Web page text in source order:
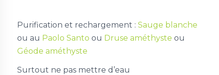
Purification et rechargement : Sauge blanche
ou au Paolo Santo ou Druse améthyste ou
Géode améthyste
Surtout ne pas mettre d’eau